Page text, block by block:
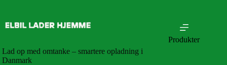
content
Lad op med omtanke – smartere opladning i
Danmark
Produkter